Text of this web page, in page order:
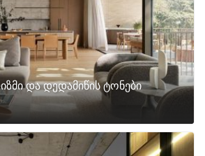
და დედამიწის ტონები